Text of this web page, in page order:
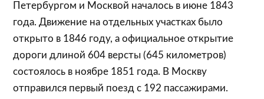
Петербургом и Москвой началось в июне 1843
года. Движение на отдельных участках было
открыто в 1846 году, а официальное открытие
дороги длиной 604 версты (645 километров)
состоялось в ноябре 1851 года. В Москву
отправился первый поезд с 192 пассажирами.